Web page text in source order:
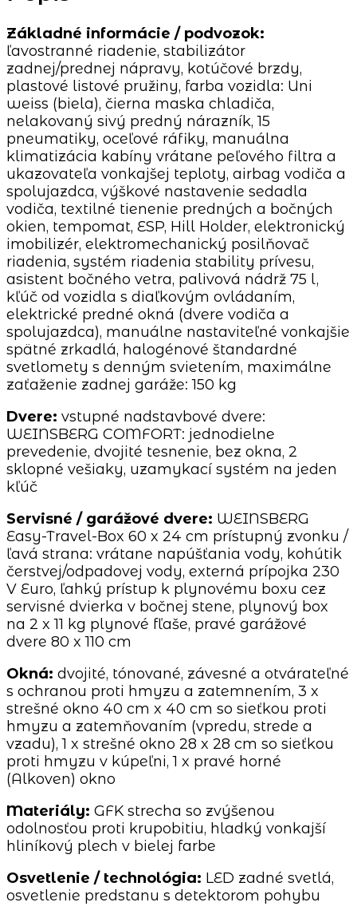
Základné informácie / podvozok:
ľavostranné riadenie, stabilizátor
zadnej/prednej nápravy, kotúčové brzdy,
plastové listové pružiny, farba vozidla: Uni
weiss (biela), čierna maska ​​chladiča,
nelakovaný sivý predný nárazník, 15
pneumatiky, oceľové ráfiky, manuálna
klimatizácia kabíny vrátane peľového filtra a
ukazovateľa vonkajšej teploty, airbag vodiča a
spolujazdca, výškové nastavenie sedadla
vodiča, textilné tienenie predných a bočných
okien, tempomat, ESP, Hill Holder, elektronický
imobilizér, elektromechanický posilňovač
riadenia, systém riadenia stability prívesu,
asistent bočného vetra, palivová nádrž 75 l,
kľúč od vozidla s diaľkovým ovládaním,
elektrické predné okná (dvere vodiča a
spolujazdca), manuálne nastaviteľné vonkajšie
spätné zrkadlá, halogénové štandardné
svetlomety s denným svietením, maximálne
zaťaženie zadnej garáže: 150 kg
Dvere: vstupné nadstavbové dvere:
WEINSBERG COMFORT: jednodielne
prevedenie, dvojité tesnenie, bez okna, 2
sklopné vešiaky, uzamykací systém na jeden
kľúč
Servisné / garážové dvere: WEINSBERG
Easy-Travel-Box 60 x 24 cm prístupný zvonku /
ľavá strana: vrátane napúšťania vody, kohútik
čerstvej/odpadovej vody, externá prípojka 230
V Euro, ľahký prístup k plynovému boxu cez
servisné dvierka v bočnej stene, plynový box
na 2 x 11 kg plynové fľaše, pravé garážové
dvere 80 x 110 cm
Okná: dvojité, tónované, závesné a otvárateľné
s ochranou proti hmyzu a zatemnením, 3 x
strešné okno 40 cm x 40 cm so sieťkou proti
hmyzu a zatemňovaním (vpredu, strede a
vzadu), 1 x strešné okno 28 x 28 cm so sieťkou
proti hmyzu v kúpeľni, 1 x pravé horné
(Alkoven) okno
Materiály: GFK strecha so zvýšenou
odolnosťou proti krupobitiu, hladký vonkajší
hliníkový plech v bielej farbe
Osvetlenie / technológia: LED zadné svetlá,
osvetlenie predstanu s detektorom pohybu